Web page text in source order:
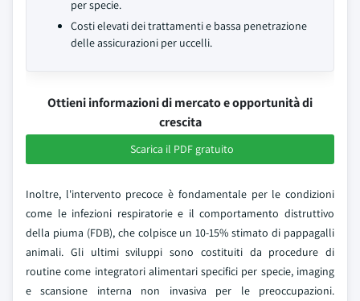
per specie.
Costi elevati dei trattamenti e bassa penetrazione
delle assicurazioni per uccelli.
Ottieni informazioni di mercato e opportunità di
crescita
Scarica il PDF gratuito
Inoltre, l'intervento precoce è fondamentale per le condizioni
come le infezioni respiratorie e il comportamento distruttivo
della piuma (FDB), che colpisce un 10-15% stimato di pappagalli
animali. Gli ultimi sviluppi sono costituiti da procedure di
routine come integratori alimentari specifici per specie, imaging
e scansione interna non invasiva per le preoccupazioni.